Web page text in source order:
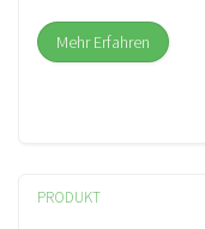
Mehr Erfahren
PRODUKT